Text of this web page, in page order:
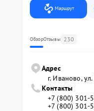
Маршрут
ОбзорОтзывы 230
Адрес
г. Иваново,
Контакты
+7 (800) 301-
+7 (800) 301-